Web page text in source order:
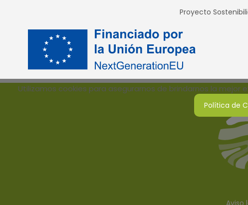
Proyecto
Aviso
Utilizamos cookies para asegurarnos de brindarnos la
Política de